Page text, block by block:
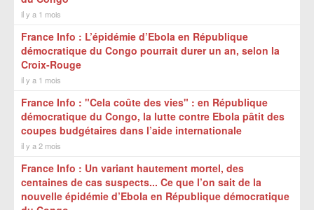
il y a 1 mois
France Info : L’épidémie d’Ebola en République
démocratique du Congo pourrait durer un an, selon la
Croix-Rouge
il y a 1 mois
France Info : "Cela coûte des vies" : en République
démocratique du Congo, la lutte contre Ebola pâtit des
coupes budgétaires dans l’aide internationale
il y a 2 mois
France Info : Un variant hautement mortel, des
centaines de cas suspects... Ce que l’on sait de la
nouvelle épidémie d’Ebola en République démocratique